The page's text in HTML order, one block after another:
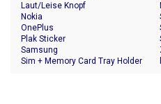
Laut/Leise Knopf
Nokia
OnePlus
Plak Sticker
Samsung
Sim + Memory Card Tray Holder